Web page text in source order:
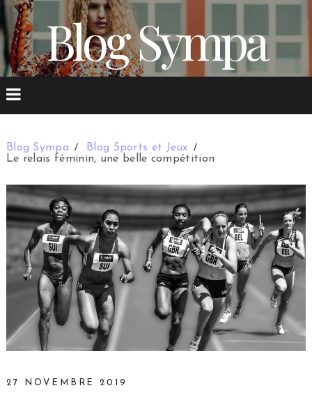
Blog Sympa
Blog Sympa
Blog Sports et Jeux
Le relais féminin, une belle compétition
27 NOVEMBRE 2019